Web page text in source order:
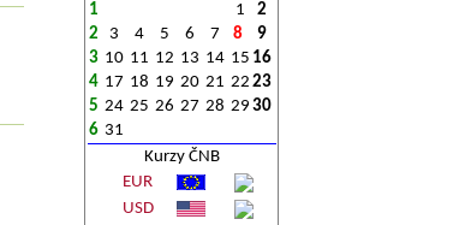
1 1
2
2
3 4 5 6 7 8
9
3 10 11 12 13 14 15 16
4 17 18 19 20 21 22 23
5 24 25 26 27 28 29 30
6 31
Kurzy ČNB
EUR
USD